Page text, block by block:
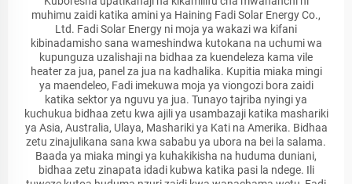
muhimu zaidi katika amini ya Haining Fadi Solar Energy Co.,
Ltd. Fadi Solar Energy ni moja ya wakazi wa kifani
kibinadamisho sana wameshindwa kutokana na uchumi wa
kupunguza uzalishaji na bidhaa za kuendeleza kama vile
heater za jua, panel za jua na kadhalika. Kupitia miaka mingi
ya maendeleo, Fadi imekuwa moja ya viongozi bora zaidi
katika sektor ya nguvu ya jua. Tunayo tajriba nyingi ya
kuchukua bidhaa zetu kwa ajili ya usambazaji katika mashariki
ya Asia, Australia, Ulaya, Mashariki ya Kati na Amerika. Bidhaa
zetu zinajulikana sana kwa sababu ya ubora na bei la salama.
Baada ya miaka mingi ya kuhakikisha na huduma duniani,
bidhaa zetu zinapata idadi kubwa katika pasi la ndege. Ili